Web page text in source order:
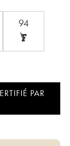
94
PAR